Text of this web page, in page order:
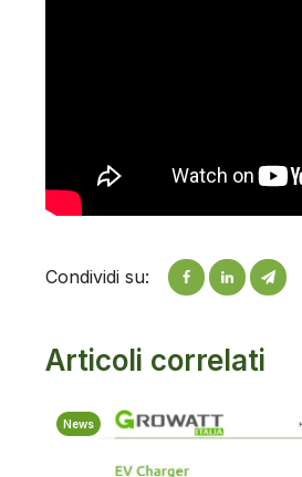
Condividi su:
Articoli correlati
News